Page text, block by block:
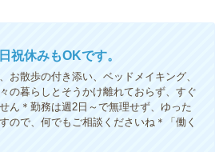
休みもOKです。
散歩の付き添い、ベッドメイキング、
の暮らしとそうかけ離れておらず、すぐ
ん＊勤務は週2日～で無理せず、ゆった
ので、何でもご相談くださいね＊「働く